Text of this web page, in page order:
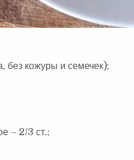
без кожуры и семечек);
– 2/3 ст.;